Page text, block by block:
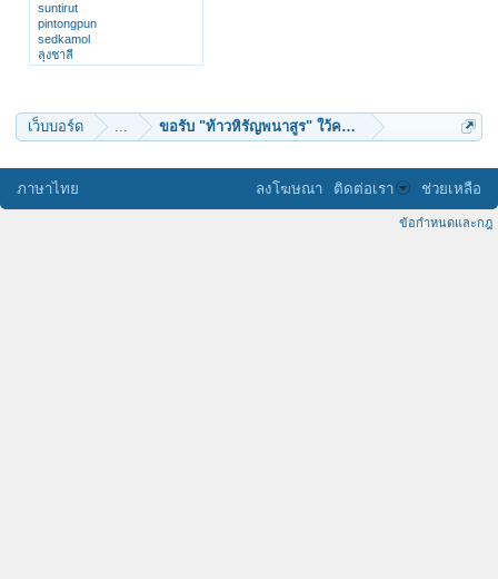
suntirut
pintongpun
sedkamol
ลุงชาลี
tudsanai047
เว็บบอร์ด ... ขอรับ "ท้าวหิรัญพนาสูร" ใว้คล้องคอ 1 องค์ครับ
ภาษาไทย ลงโฆษณา ติดต่อเรา ช่วยเหลือ
ข้อกำหนดและกฎ